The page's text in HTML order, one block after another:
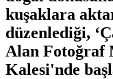
kuşaklara
düzenlediği,
Alan Fotoğraf
Kalesi'nde